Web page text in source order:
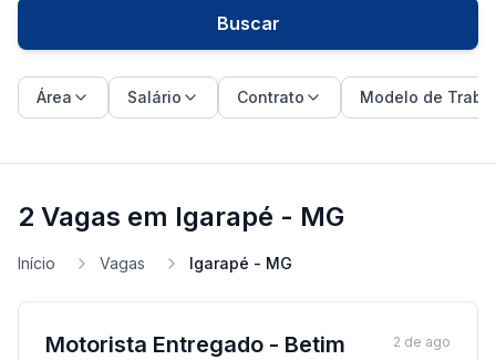
Buscar
Área Salário Contrato Modelo de
2 Vagas em Igarapé - MG
Início Vagas Igarapé - MG
Motorista Entregado - Betim 2 de ago